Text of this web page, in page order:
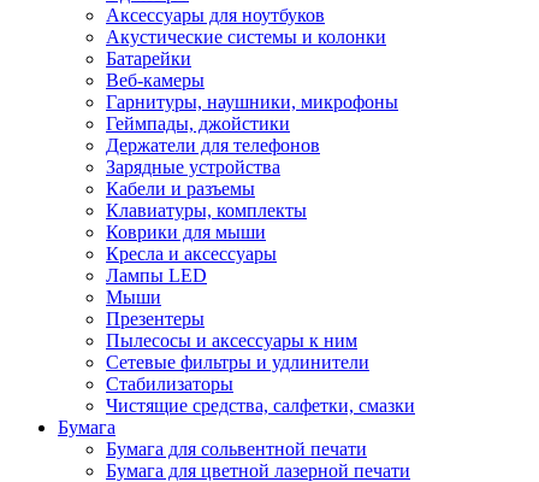
Аксессуары для ноутбуков
Акустические системы и колонки
Батарейки
Веб-камеры
Гарнитуры, наушники, микрофоны
Геймпады, джойстики
Держатели для телефонов
Зарядные устройства
Кабели и разъемы
Клавиатуры, комплекты
Коврики для мыши
Кресла и аксессуары
Лампы LED
Мыши
Презентеры
Пылесосы и аксессуары к ним
Сетевые фильтры и удлинители
Стабилизаторы
Чистящие средства, салфетки, смазки
Бумага
Бумага для сольвентной печати
Бумага для цветной лазерной печати